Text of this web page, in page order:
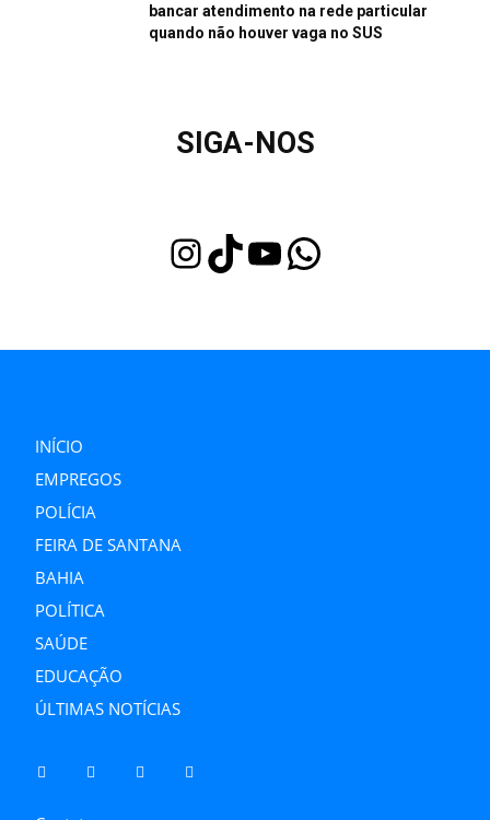
bancar atendimento na rede particular
quando não houver vaga no SUS
SIGA-NOS
InstagramTikTok Youtube WhatsApp
INÍCIO
EMPREGOS
POLÍCIA
FEIRA DE SANTANA
BAHIA
POLÍTICA
SAÚDE
EDUCAÇÃO
ÚLTIMAS NOTÍCIAS